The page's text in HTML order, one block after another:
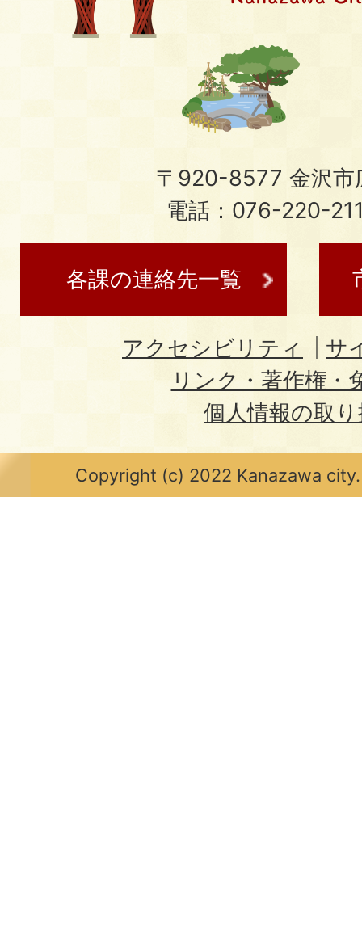
〒920-8577 金沢市
電話：076-220-
各課の連絡先一覧
アクセシビリティ
サ
リンク・著作権・
個人情報の取
Copyright (c) 2022 Kanazawa